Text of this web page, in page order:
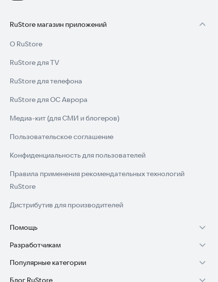
RuStore магазин приложений
О RuStore
RuStore для TV
RuStore для телефона
RuStore для ОС Аврора
Медиа-кит (для СМИ и блогеров)
Пользовательское соглашение
Конфиденциальность для пользователей
Правила применения рекомендательных технологий
RuStore
Дистрибутив для производителей
Помощь
Установка RuStore на TV
Установка RuStore на телефон
Разработчикам
Зарабатывать с RuStore
Популярные категории
Блог RuStore